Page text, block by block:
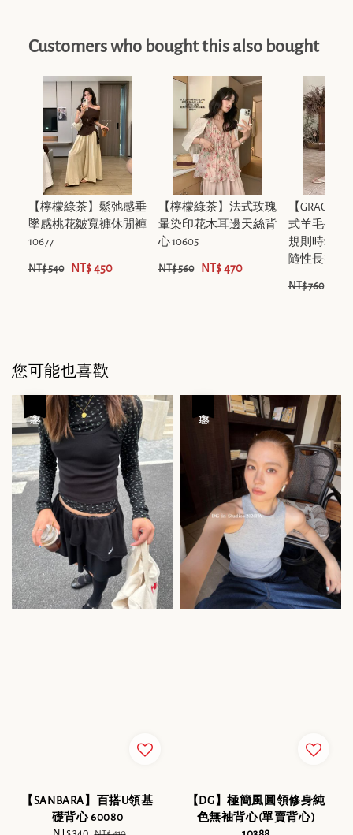
Customers who bought this also bought
【檸檬綠茶】鬆弛感垂
墜感桃花皺寬褲休閒褲
10677
NT$ 540 NT$ 450
【檸檬綠茶】法式玫瑰
暈染印花木耳邊天絲背
心 10605
NT$ 560 NT$ 470
【
式羊毛手感
規則時髦通
隨性長裙短
NT$ 760
您可能也喜歡
【SANBARA】百搭U領基
礎背心 60080
【DG】極簡風圓領修身純
色無袖背心(單賣背心)